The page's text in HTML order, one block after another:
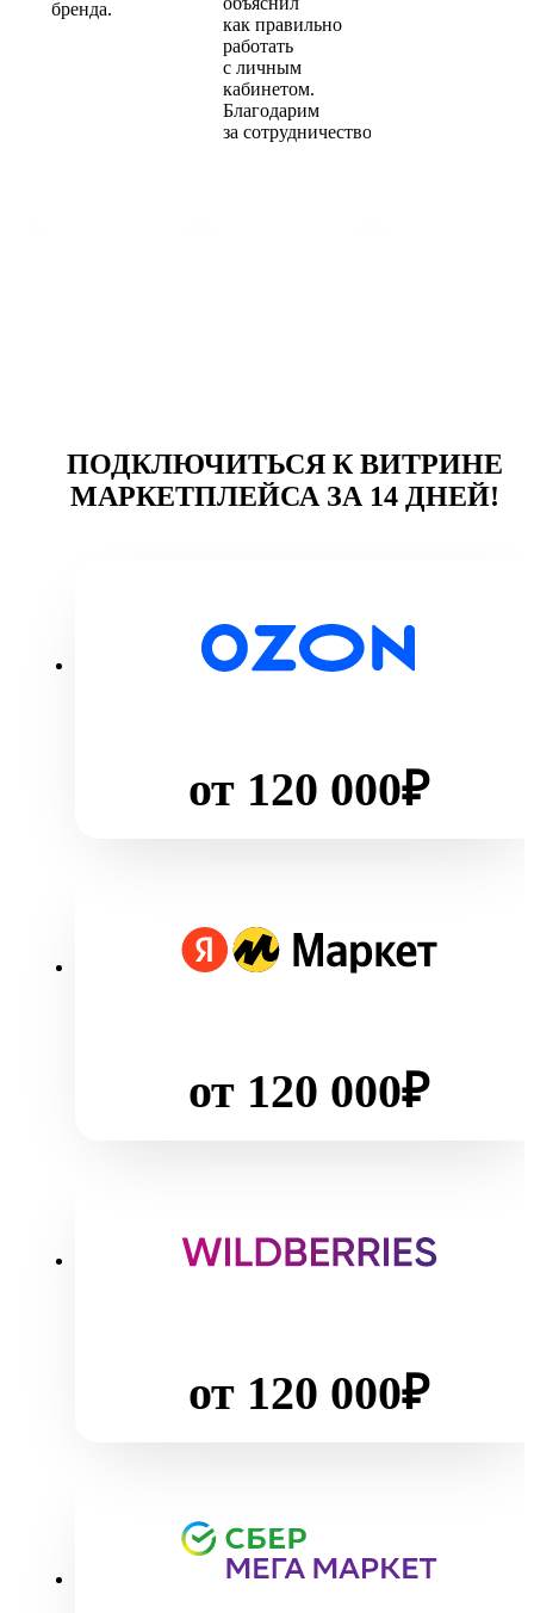
бренда.
как правильно
работать
с личным
кабинетом.
Благодарим
за сотрудничество.
ПОДКЛЮЧИТЬСЯ К ВИТРИНЕ
МАРКЕТПЛЕЙСА ЗА 14 ДНЕЙ!
от 120 000₽
от 120 000₽
от 120 000₽